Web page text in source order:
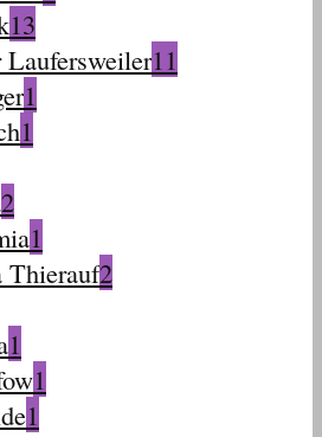
13
11
1
1
2
1
Thierauf2
1
1
1